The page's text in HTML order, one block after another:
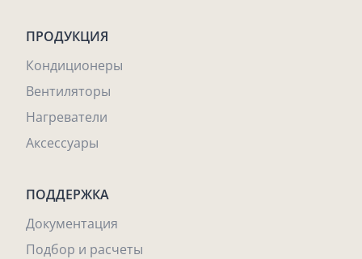
ПРОДУКЦИЯ
Кондиционеры
Вентиляторы
Нагреватели
Аксессуары
ПОДДЕРЖКА
Документация
Подбор и расчеты